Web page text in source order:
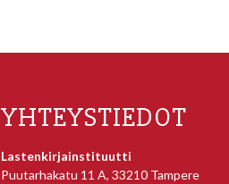
YHTEYSTIEDOT
Lastenkirjainstituutti
Puutarhakatu 11 A, 33210 Tampere